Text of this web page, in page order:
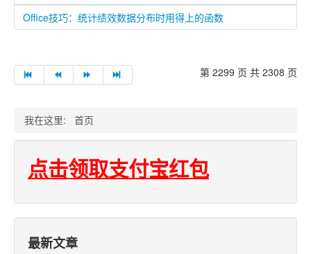
Office技巧：统计绩效数据分布时用得上的函数
第 2299 页 共 2308 页
我在这里: 首页
点击领取支付宝红包
最新文章